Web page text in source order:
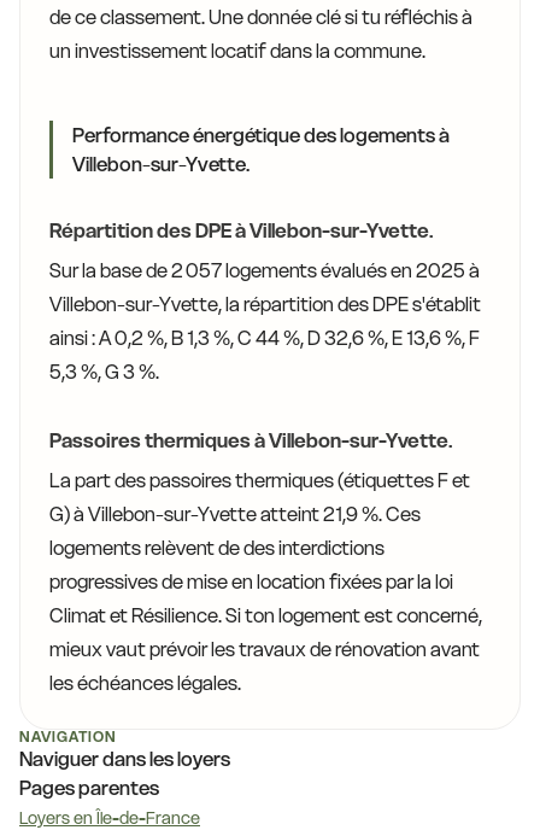
de ce classement. Une donnée clé si tu réfléchis à
un investissement locatif dans la commune.
Performance énergétique des logements à
Villebon-sur-Yvette.
Répartition des DPE à Villebon-sur-Yvette.
Sur la base de 2 057 logements évalués en 2025 à
Villebon-sur-Yvette, la répartition des DPE s'établit
ainsi : A 0,2 %, B 1,3 %, C 44 %, D 32,6 %, E 13,6 %, F
5,3 %, G 3 %.
Passoires thermiques à Villebon-sur-Yvette.
La part des passoires thermiques (étiquettes F et
G) à Villebon-sur-Yvette atteint 21,9 %. Ces
logements relèvent de des interdictions
progressives de mise en location fixées par la loi
Climat et Résilience. Si ton logement est concerné,
mieux vaut prévoir les travaux de rénovation avant
les échéances légales.
NAVIGATION
Naviguer dans les loyers
Pages parentes
Loyers en Île-de-France